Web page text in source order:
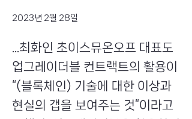
2023년 2월 28일
...최화인 초이스뮤온오프 대표도
업그레이더블 컨트랙트의 활용이
“(블록체인) 기술에 대한 이상과
현실의 갭을 보여주는 것”이라고